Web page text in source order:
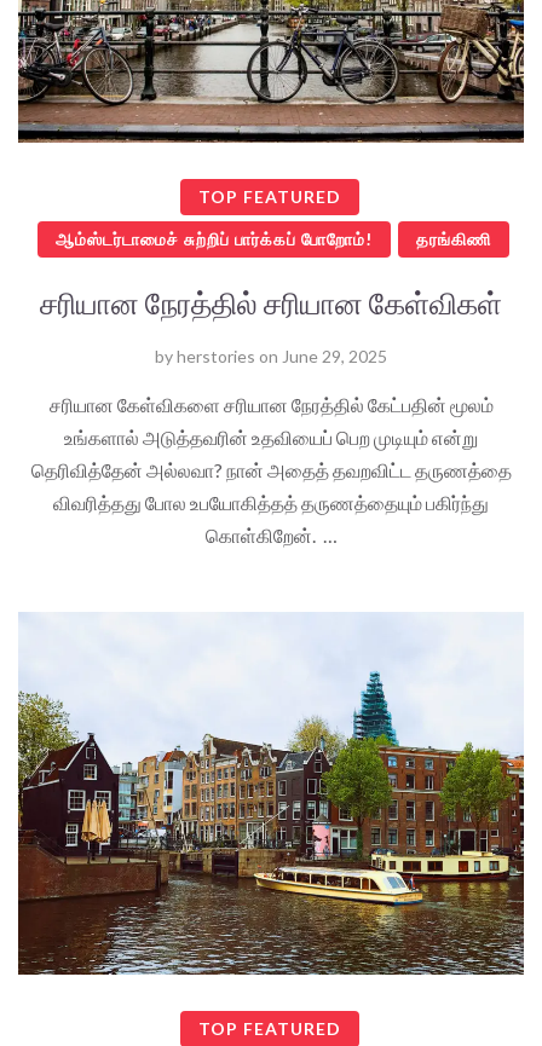
TOP FEATURED
ஆம்ஸ்டர்டாமைச் சுற்றிப் பார்க்கப் போறோம்! தரங்கிணி
சரியான நேரத்தில் சரியான கேள்விகள்
byherstories on June 29, 2025
சரியான கேள்விகளை சரியான நேரத்தில் கேட்பதின் மூலம்
உங்களால் அடுத்தவரின் உதவியைப் பெற முடியும் என்று
தெரிவித்தேன் அல்லவா? நான் அதைத் தவறவிட்ட தருணத்தை
விவரித்தது போல உபயோகித்தத் தருணத்தையும் பகிர்ந்து
கொள்கிறேன். …
TOP FEATURED